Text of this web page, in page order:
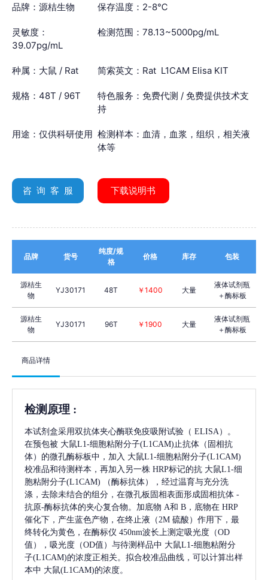
品牌：源桔生物 保存温度：2-8℃
灵敏度：
39.07pg/mL
检测范围：78.13~5000pg/mL
种属：大鼠 / Rat 简索英文：Rat L1CAM Elisa KIT
规格：48T / 96T
特色服务：免费代测 / 免费提供技术支
持
用途：仅供科研使用 检测样本：血清，血浆，组织，相关液
体等
咨 询 客 服 下载说明书
品牌 货号
纯度/规
格
价格 库存 包装
源桔生
物
YJ30171 48T ￥1400 大量
液体试剂瓶
＋酶标板
源桔生
物
YJ30171 96T ￥1900 大量
液体试剂瓶
＋酶标板
商品详情
检测原理 :
本试剂盒采用双抗体夹心酶联免疫吸附试验（ ELISA）。
在预包被 大鼠L1-细胞粘附分子(L1CAM) 止抗体（固相抗
体）的微孔酶标板中，加入 大鼠L1-细胞粘附分子(L1CAM)
校准品和待测样本，再加入另一株 HRP标记的抗 大鼠L1-细
胞粘附分子(L1CAM)
（酶标抗体），经过温育与充分洗
涤，去除未结合的组分，在微孔板固相表面形成固相抗体 -
抗原-酶标抗体的夹心复合物。加底物 A和 B，底物在 HRP
催化下，产生蓝色产物，在终止液（2M 硫酸）作用下，最
终转化为黄色，在酶标仪 450nm波长上测定吸光度（OD
值），吸光度（OD值）与待测样品中 大鼠L1-细胞粘附分
子(L1CAM)的浓度正相关。拟合校准品曲线，可以计算出样
本中 大鼠(L1CAM)的浓度。